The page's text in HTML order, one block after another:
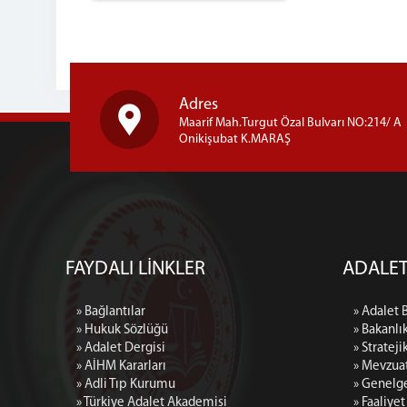
Adres
Maarif Mah.Turgut Özal Bulvarı NO:214/ A
Onikişubat K.MARAŞ
FAYDALI LİNKLER
» Bağlantılar
» Hukuk Sözlüğü
» Adalet Dergisi
» AİHM Kararları
» Adli Tıp Kurumu
» Türkiye Adalet Akademisi
» Adalet
»
»
»
»
»